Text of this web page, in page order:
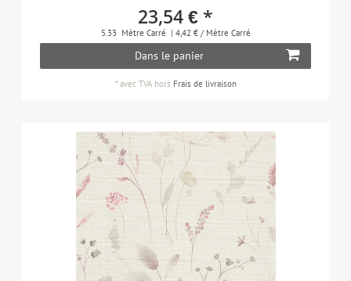
23,54 € *
5.33 Mètre Carré | 4,42 € / Mètre Carré
Dans le panier
*avec TVAhors Frais de livraison